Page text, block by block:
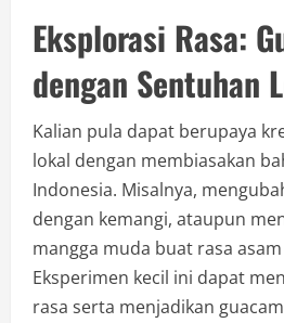
Eksplorasi Rasa:
dengan Sentuhan
Kalian pula dapat berupaya
lokal dengan membiasakan
Indonesia. Misalnya,
dengan kemangi, ataupun
mangga muda buat rasa
Eksperimen kecil ini dapat
rasa serta menjadikan